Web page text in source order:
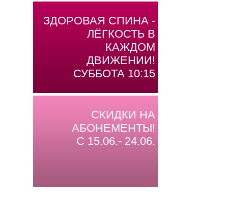
ЗДОРОВАЯ СПИНА -
ЛЁГКОСТЬ В
КАЖДОМ
ДВИЖЕНИИ!
СУББОТА 10:15
СКИДКИ НА
АБОНЕМЕНТЫ!
С 15.06.- 24.06.